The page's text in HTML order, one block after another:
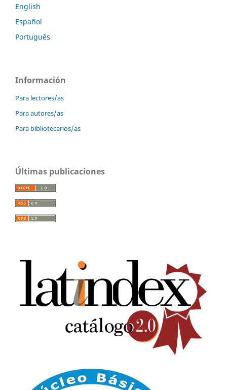
English
Español
Português
Información
Para lectores/as
Para autores/as
Para bibliotecarios/as
Últimas publicaciones